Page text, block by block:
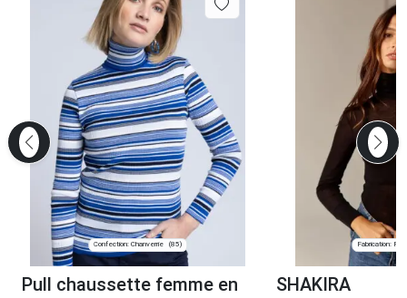
Confection: Chanverrie (85)
Pull chaussette femme en
Fabrication:
SHAKIRA